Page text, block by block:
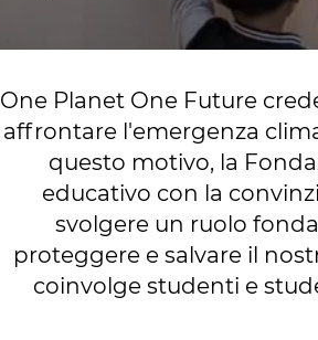
One Planet One Future
affrontare l'emergenza
questo motivo, la
educativo con la
svolgere un ruolo
proteggere e salvare il
coinvolge studenti e